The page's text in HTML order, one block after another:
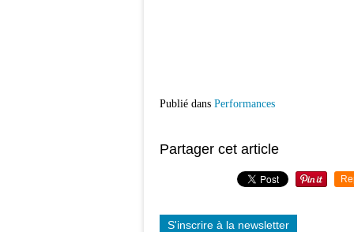
Publié dans Performances
Partager cet article
S'inscrire à la newsletter